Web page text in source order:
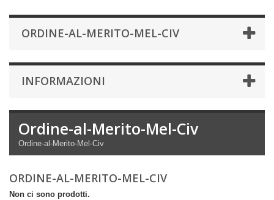
ORDINE-AL-MERITO-MEL-CIV
INFORMAZIONI
Ordine-al-Merito-Mel-Civ
Ordine-al-Merito-Mel-Civ
ORDINE-AL-MERITO-MEL-CIV
Non ci sono prodotti.